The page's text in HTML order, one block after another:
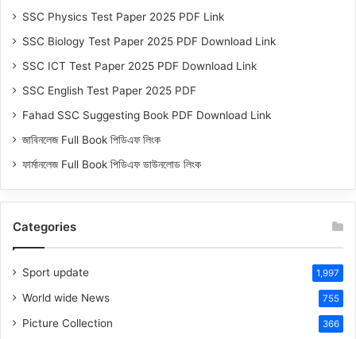
SSC Physics Test Paper 2025 PDF Link
SSC Biology Test Paper 2025 PDF Download Link
SSC ICT Test Paper 2025 PDF Download Link
SSC English Test Paper 2025 PDF
Fahad SSC Suggesting Book PDF Download Link
জাবিনলেজ Full Book পিডিএফ লিংক
ফার্মানলেজ Full Book পিডিএফ ডাউনলোড লিংক
Categories
Sport update 1,997
World wide News 755
Picture Collection 366